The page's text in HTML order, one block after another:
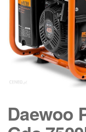
Daewoo